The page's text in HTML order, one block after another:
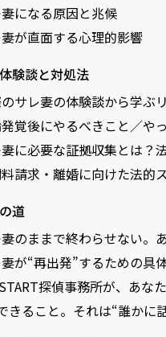
になる原因と兆候
が直面する心理的影響
験談と対処法
サレ妻の体験談から学ぶ
覚後にやるべきこと／や
に必要な証拠収集とは？
請求・離婚に向けた法的
道
のままで終わらせない。
が“再出発”するための具
探偵事務所が、あな
きること。それは“誰かに